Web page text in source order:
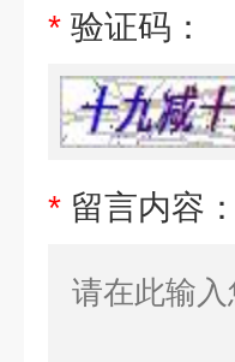
* 验证码：
* 留言内容：